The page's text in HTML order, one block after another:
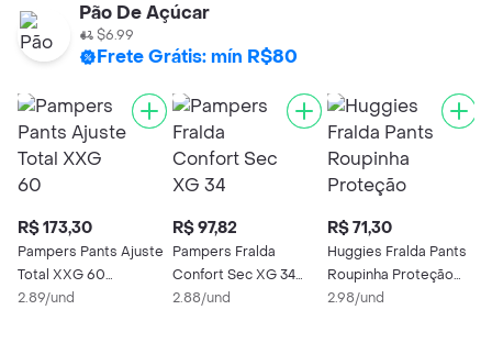
Pão De Açúcar
$6.99
Frete Grátis: mín R$80
R$ 173,30
Pampers Pants Ajuste
Total XXG 60
Unidades
2.89/und
R$ 97,82
Pampers Fralda
Confort Sec XG 34
Unidades
2.88/und
R$ 71,30
Huggies Fralda Pants
Roupinha Proteção
Acolchoada XXG 24
2.98/und